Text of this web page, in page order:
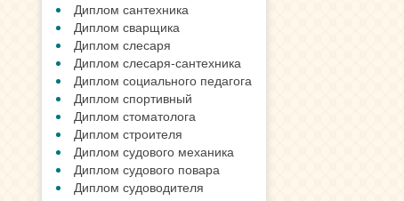
Диплом сантехника
Диплом сварщика
Диплом слесаря
Диплом слесаря-сантехника
Диплом социального педагога
Диплом спортивный
Диплом стоматолога
Диплом строителя
Диплом судового механика
Диплом судового повара
Диплом судоводителя